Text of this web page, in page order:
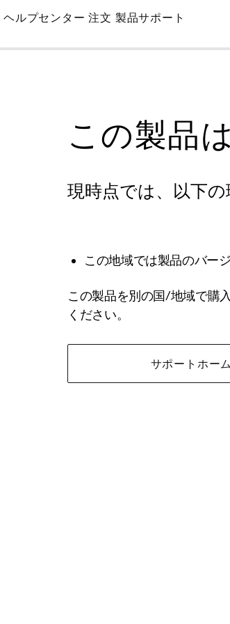
Skip
Main
ヘルプセンター 注文 製品サポート
この製品
現時点では、以下
この地域では製品のバー
この製品を別の国/地域で購
ください。
サポートホー